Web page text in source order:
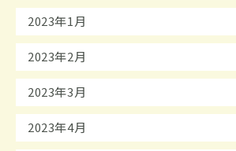
2023年1月
2023年2月
2023年3月
2023年4月